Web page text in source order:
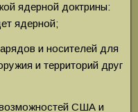
ядерной доктрины:
ядерной;
и носителей для
и территорий друг
США и